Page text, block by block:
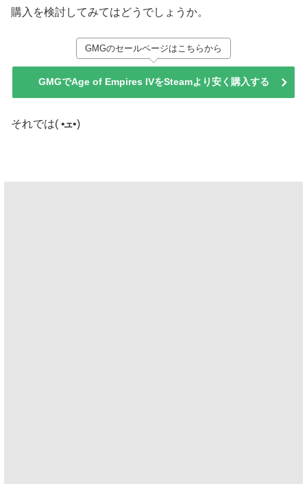
購入を検討してみてはどうでしょうか。
GMGのセールページはこちらから
GMGでAge of Empires IVをSteamより安く購入する
それでは( •ܫ•)